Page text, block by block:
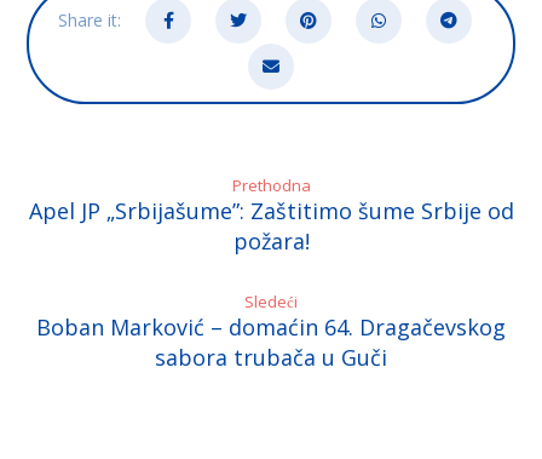
Prethodna
Apel JP „Srbijašume”: Zaštitimo šume Srbije od
požara!
Sledeći
Boban Marković – domaćin 64. Dragačevskog
sabora trubača u Guči